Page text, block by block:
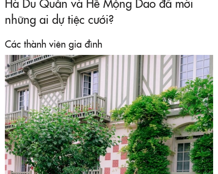
những ai dự tiệc cưới?
Các thành viên gia đình